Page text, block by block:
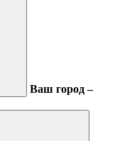
Ваш город –